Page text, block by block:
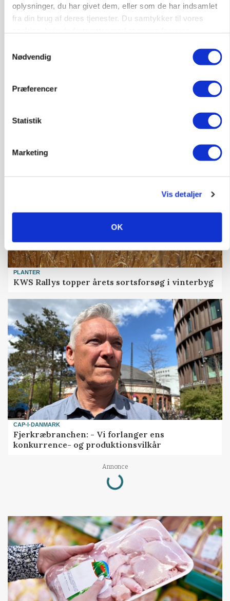
oplysninger, du har givet dem, eller som de har indsamlet
fra din brug af deres tjenester. Du samtykker til vores
Nødvendig
Præferencer
Statistik
Marketing
Vis detaljer
OK
Engang eksportsucces – nu kulturhistorie:
PLANTER
KWS Rallys topper årets sortsforsøg i vinterbyg
CAP-I-DANMARK
Fjerkræbranchen: - Vi forlanger ens
konkurrence- og produktionsvilkår
Annonce
Loading...